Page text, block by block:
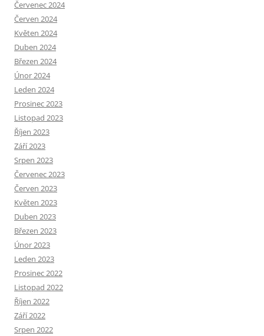
Červenec 2024
Červen 2024
Květen 2024
Duben 2024
Březen 2024
Únor 2024
Leden 2024
Prosinec 2023
Listopad 2023
Říjen 2023
Září 2023
Srpen 2023
Červenec 2023
Červen 2023
Květen 2023
Duben 2023
Březen 2023
Únor 2023
Leden 2023
Prosinec 2022
Listopad 2022
Říjen 2022
Září 2022
Srpen 2022